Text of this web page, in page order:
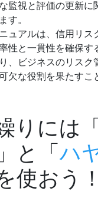
監視と評価の更新に
す。
ュアルは、信用リス
性と一貫性を確保す
、ビジネスのリスク
欠な役割を果たすこ
りには「
」と「 ハ
使おう！